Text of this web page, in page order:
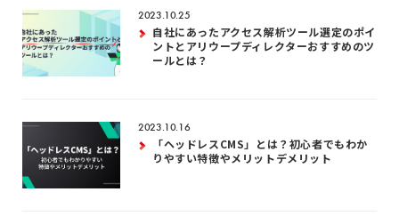
2023.10.25
自社にあったアクセス解析ツール選定のポイ
ントとアリウープディレクターおすすめのツ
ールとは？
2023.10.16
「ヘッドレスCMS」とは？初心者でもわか
りやすい特徴やメリットデメリット